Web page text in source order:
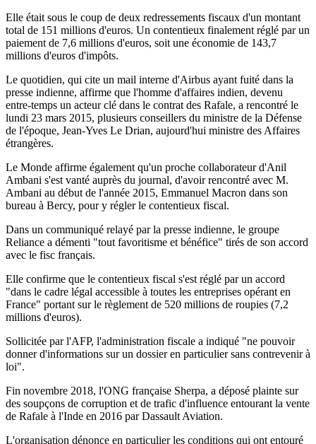
Elle était sous le coup de deux redressements fiscaux d'un montant
total de 151 millions d'euros. Un contentieux finalement réglé par un
paiement de 7,6 millions d'euros, soit une économie de 143,7
millions d'euros d'impôts.
Le quotidien, qui cite un mail interne d'Airbus ayant fuité dans la
presse indienne, affirme que l'homme d'affaires indien, devenu
entre-temps un acteur clé dans le contrat des Rafale, a rencontré le
lundi 23 mars 2015, plusieurs conseillers du ministre de la Défense
de l'époque, Jean-Yves Le Drian, aujourd'hui ministre des Affaires
étrangères.
Le Monde affirme également qu'un proche collaborateur d'Anil
Ambani s'est vanté auprès du journal, d'avoir rencontré avec M.
Ambani au début de l'année 2015, Emmanuel Macron dans son
bureau à Bercy, pour y régler le contentieux fiscal.
Dans un communiqué relayé par la presse indienne, le groupe
Reliance a démenti "tout favoritisme et bénéfice" tirés de son accord
avec le fisc français.
Elle confirme que le contentieux fiscal s'est réglé par un accord
"dans le cadre légal accessible à toutes les entreprises opérant en
France" portant sur le règlement de 520 millions de roupies (7,2
millions d'euros).
Sollicitée par l'AFP, l'administration fiscale a indiqué "ne pouvoir
donner d'informations sur un dossier en particulier sans contrevenir à
loi".
Fin novembre 2018, l'ONG française Sherpa, a déposé plainte sur
des soupçons de corruption et de trafic d'influence entourant la vente
de Rafale à l'Inde en 2016 par Dassault Aviation.
L'organisation dénonce en particulier les conditions qui ont entouré